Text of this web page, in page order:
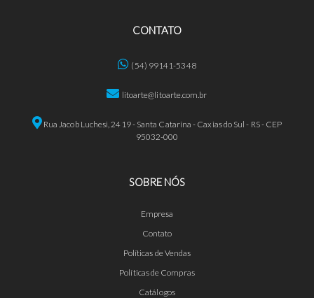
CONTATO
(54) 99141-5348
litoarte@litoarte.com.br
Rua Jacob Luchesi, 2419 - Santa Catarina - Caxias do Sul - RS - CEP
95032-000
SOBRE NÓS
Empresa
Contato
Políticas de Vendas
Políticas de Compras
Catálogos